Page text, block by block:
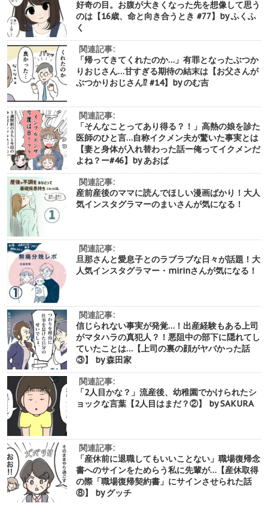
好奇の目。お腹が大きくなった先を想像して思う
のは【16歳、命と向き合うとき #77】by ふくふ
く
関連記事:
「帰ってきてくれたのか…」有罪となったぶつか
りおじさん…甘すぎる期待の結末は【お父さんが
ぶつかりおじさん⁉︎ #14】by のむ吉
関連記事:
「そんなことってあり得る？！」高熱の娘を診た
医師のひと言…自称イクメン夫が驚いた事実とは
【妻と身体が入れ替わった話ー俺ってイクメンだ
よね？ー#46】by あおば
関連記事:
産前産後のママに読んでほしい漫画ばかり！大人
気インスタグラマーのまいさんが気になる！
関連記事:
旦那さんと愛息子とのラブラブな日々が話題！大
人気インスタグラマー・mirinさんが気になる！
関連記事:
信じられない事実が発覚…！出産経験もある上司
がマタハラの真犯人？！悪阻中の部下に隠れてし
ていたことは…【上司の裏の顔がヤバかった話
③】 by 森田家
関連記事:
「2人目かな？」流産後、幼稚園でかけられたシ
ョックな言葉【2人目はまだ？②】 by SAKURA
関連記事:
「産休前に退職してもいいことない」職場復帰念
書へのサインをためらう私に先輩が…【産休取得
の際「職場復帰契約書」にサインさせられた話
⑧】 by グッチ